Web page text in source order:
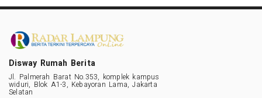
Disway Rumah Berita
Jl. Palmerah Barat No.353, komplek kampus
widuri, Blok A1-3, Kebayoran Lama, Jakarta
Selatan